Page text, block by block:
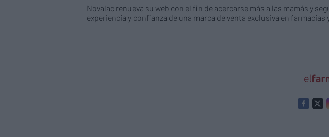
Novalac renueva su web con el fin de acercarse más a las mamás y
experiencia y confianza de una marca de venta exclusiva en farmacias